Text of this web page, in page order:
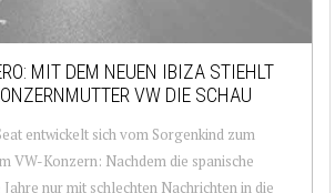
MIT DEM NEUEN IBIZA STIEHLT
VW DIE SCHAU
entwickelt sich vom Sorgenkind zum
VW-Konzern: Nachdem die spanische
nur mit schlechten Nachrichten in die